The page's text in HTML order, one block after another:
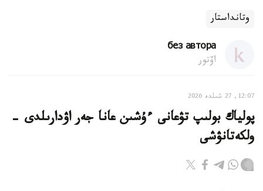
وتانداستار
без автора
اۆتور
12:07, 27 شىلدە 2026
پولياك بولىپ تۋعانى ءۇشىن عانا جەر اۋدارىلدى -
ولكەتانۋشى